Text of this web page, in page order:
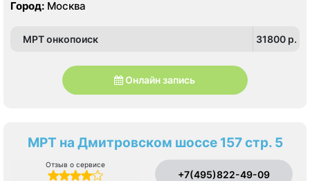
Чертаново , Зюзино, Северное Бутово, Южное Бутово
Пражская, Севастопольская, Улица Академика
Янгеля, Улица Горчакова, Улица Скобелевская, Улица
Старокачаловская, Чертановская, Южная
Город: Москва
МРТ онкопоиск 31800 p.
Онлайн запись
МРТ на Дмитровском шоссе 157 стр. 5
Отзыв о сервисе
+7(495)822-49-09